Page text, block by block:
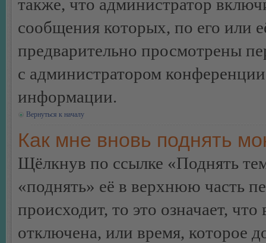
также, что администратор
сообщения которых, по его или
предварительно просмотрены
с администратором
информации.
Вернуться к началу
Как мне вновь поднять
Щёлкнув по ссылке «Поднять
«поднять» её в верхнюю часть
происходит, то это означает,
отключена, или время, которое